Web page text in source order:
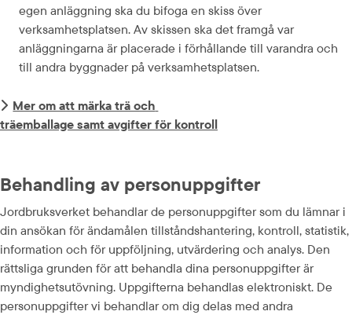
egen anläggning ska du bifoga en skiss över
verksamhetsplatsen. Av skissen ska det framgå var
anläggningarna är placerade i förhållande till varandra och
till andra byggnader på verksamhetsplatsen.
Mer om att märka trä och
träemballage samt avgifter för kontroll
Behandling av personuppgifter
Jordbruksverket behandlar de personuppgifter som du lämnar i
din ansökan för ändamålen tillståndshantering, kontroll, statistik,
information och för uppföljning, utvärdering och analys. Den
rättsliga grunden för att behandla dina personuppgifter är
myndighetsutövning. Uppgifterna behandlas elektroniskt. De
personuppgifter vi behandlar om dig delas med andra